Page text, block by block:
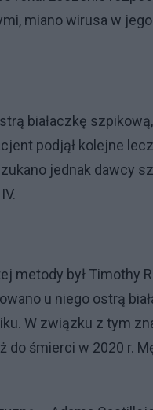
miano wirusa w
białaczkę
podjął kolejne
jednak dawcy
metody był Timothy
u niego ostrą
W związku z tym
do śmierci w 2020 r.